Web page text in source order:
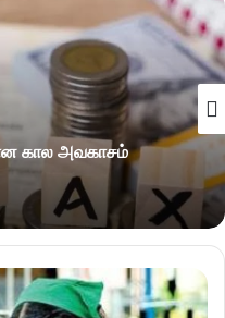
கால அவகாசம்